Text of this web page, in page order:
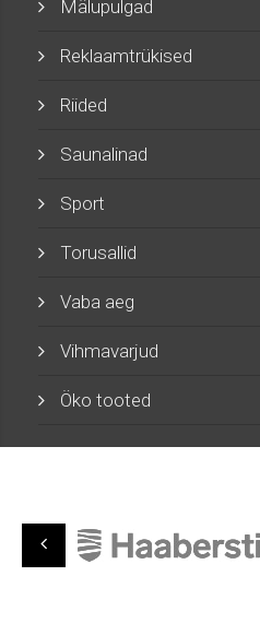
Mälupulgad
Reklaamtrükised
Riided
Saunalinad
Sport
Torusallid
Vaba aeg
Vihmavarjud
Öko tooted